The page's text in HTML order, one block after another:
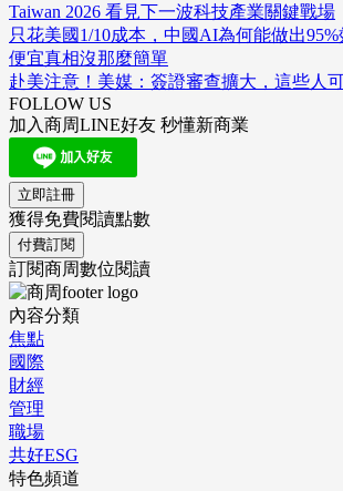
Taiwan 2026 看見下一波科技產業關鍵戰場
只花美國1/10成本，中國AI為何能做出
便宜真相沒那麼簡單
赴美注意！美媒：簽證審查擴大，這些人
FOLLOW US
加入商周LINE好友 秒懂新商業
立即註冊
獲得免費閱讀點數
付費訂閱
訂閱商周數位閱讀
內容分類
焦點
國際
財經
管理
職場
共好ESG
特色頻道